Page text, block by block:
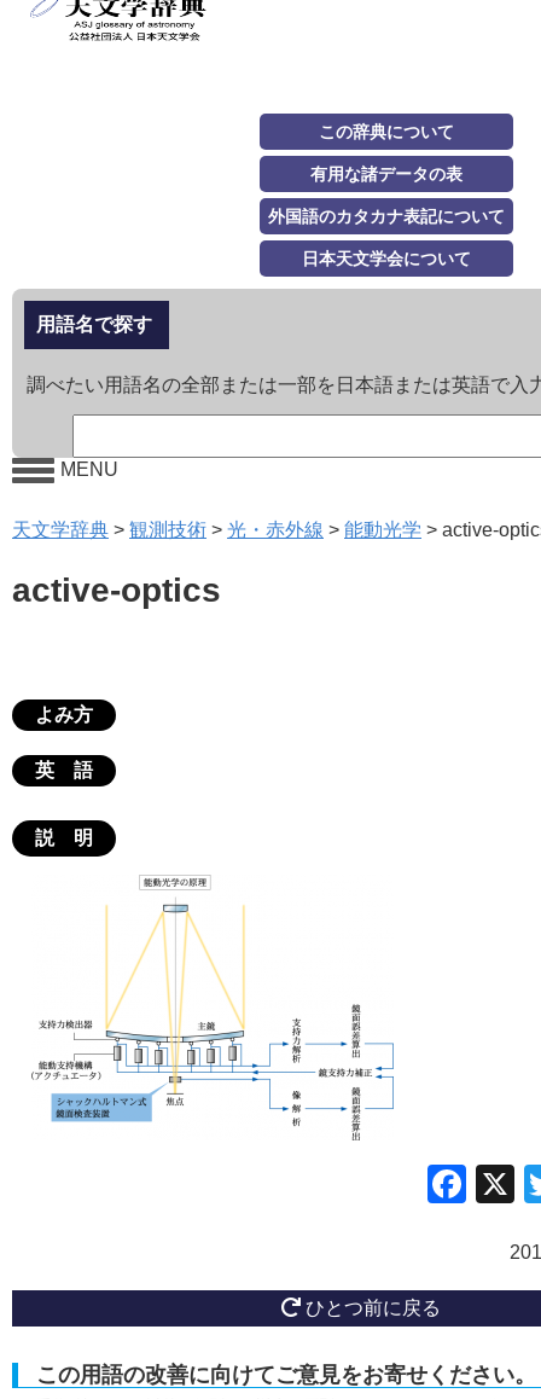
この辞典について
有用な諸データの表
外国語のカタカナ表記について
日本天文学会について
用語名で探す
調べたい用語名の全部または一部を日本語または英語で入
MENU
天文学辞典 > 観測技術 > 光・赤外線 > 能動光学 > active-
active-optics
よみ方
英 語
説 明
ひとつ前に戻る
この用語の改善に向けてご意見をお寄せください。